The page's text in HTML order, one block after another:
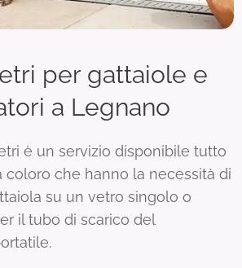
per gattaiole e
a Legnano
è un servizio disponibile tutto
coloro che hanno la necessità di
su un vetro singolo o
il tubo di scarico del